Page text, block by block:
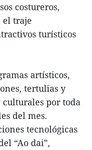
costureros,
el traje
turísticos
artísticos,
tertulias y
por toda
del mes.
tecnológicas
“Ao dai”,